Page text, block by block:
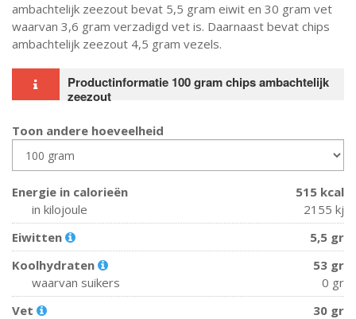
ambachtelijk zeezout bevat 5,5 gram eiwit en 30 gram vet
waarvan 3,6 gram verzadigd vet is. Daarnaast bevat chips
ambachtelijk zeezout 4,5 gram vezels.
Productinformatie 100 gram chips ambachtelijk
zeezout
Toon andere hoeveelheid
Energie in calorieën
515 kcal
in kilojoule
2155 kj
Eiwitten
5,5 gr
Koolhydraten
53 gr
waarvan suikers
0 gr
Vet
30 gr